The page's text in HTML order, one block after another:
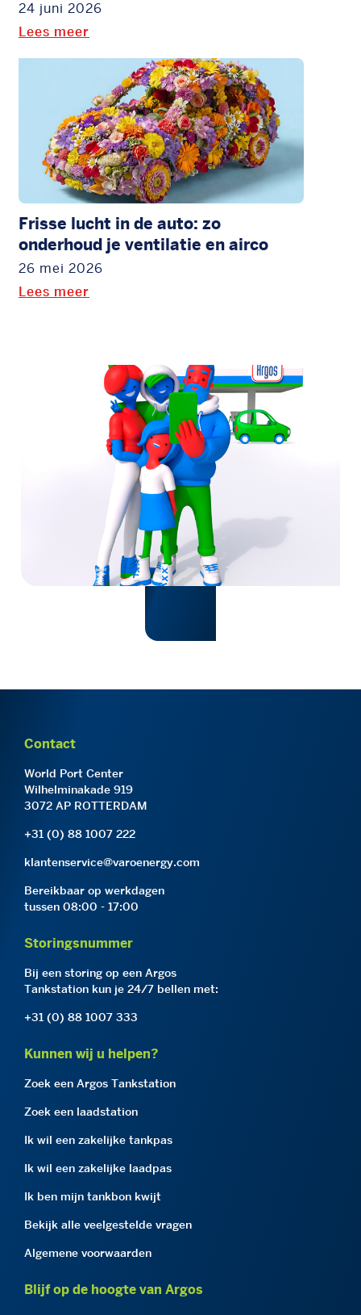
24 juni 2026
Lees meer
Frisse lucht in de auto: zo
onderhoud je ventilatie en airco
26 mei 2026
Lees meer
Contact
World Port Center
Wilhelminakade 919
3072 AP ROTTERDAM
+31 (0) 88 1007 222
klantenservice@varoenergy.com
Bereikbaar op werkdagen
tussen 08:00 - 17:00
Storingsnummer
Bij een storing op een Argos
Tankstation kun je 24/7 bellen met:
+31 (0) 88 1007 333
Kunnen wij u helpen?
Zoek een Argos Tankstation
Zoek een laadstation
Ik wil een zakelijke tankpas
Ik wil een zakelijke laadpas
Ik ben mijn tankbon kwijt
Bekijk alle veelgestelde vragen
Algemene voorwaarden
Blijf op de hoogte van Argos